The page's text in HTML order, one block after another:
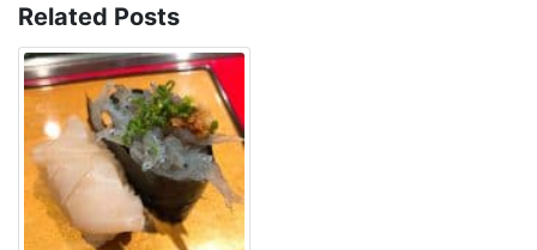
Related Posts